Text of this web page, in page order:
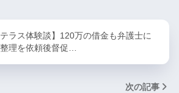
テラス体験談】120万の借金も弁護士に
理を依頼後督促…
次の記事